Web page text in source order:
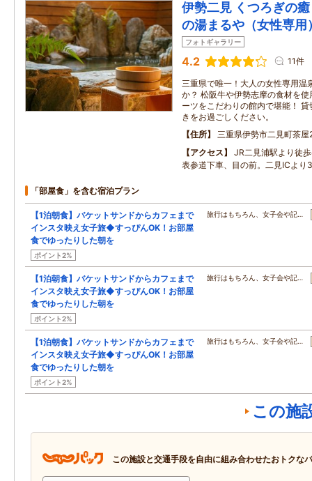
伊勢二見 くつろぎの
の湯まるや（女性専用
フォトギャラリー
4.2 11件
三重県で唯一！大人の女性専用温
か？ 松阪牛や伊勢志摩の食材を
ーツをこだわりの館内で堪能！
きをお過ごしください。
住所
三重県伊勢市二見町茶屋
アクセス
JR二見浦駅より徒
表参道下車、目の前。二見ICより
「部屋食」を含む宿泊プラン
【1泊朝食】バケットサンドからカフェまで
インスタ映え女子旅◆すっぴんOK！お部屋
食でゆったりした朝を
ポイント2%
旅行はもちろん、女子会や記…
【1泊朝食】バケットサンドからカフェまで
インスタ映え女子旅◆すっぴんOK！お部屋
食でゆったりした朝を
ポイント2%
旅行はもちろん、女子会や記…
【1泊朝食】バケットサンドからカフェまで
インスタ映え女子旅◆すっぴんOK！お部屋
食でゆったりした朝を
ポイント2%
旅行はもちろん、女子会や記…
この施
この施設と交通手段を自由に組み合わせたおトクな